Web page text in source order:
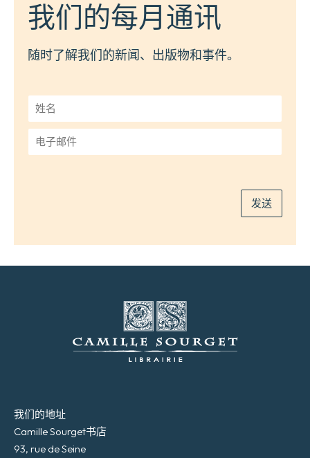
我们的每月通讯
随时了解我们的新闻、出版物和事件。
姓
名
*
子
发送
我们的地址
Camille Sourget书店
93, rue de Seine